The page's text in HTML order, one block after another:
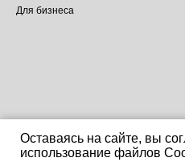
Оставаясь на сайте, вы
использование файлов
Для бизнеса
Made on